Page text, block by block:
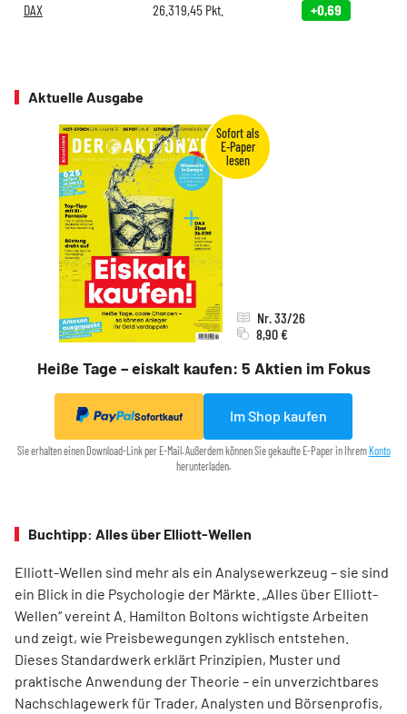
DAX 26.319,45 Pkt. +0,69
Aktuelle Ausgabe
Heiße Tage – eiskalt kaufen: 5 Aktien im Fokus
Nr. 33/26
8,90 €
Sofortkauf Im Shop kaufen
Sie erhalten einen Download-Link per E-Mail. Außerdem können Sie gekaufte E-Paper in IhremKonto
herunterladen.
Buchtipp: Alles über Elliott-Wellen
Elliott-Wellen sind mehr als ein Analysewerkzeug – sie sind
ein Blick in die Psychologie der Märkte. „Alles über Elliott-
Wellen“ vereint A. Hamilton Boltons wichtigste Arbeiten
und zeigt, wie Preisbewegungen zyklisch entstehen.
Dieses Standardwerk erklärt Prinzipien, Muster und
praktische Anwendung der Theorie – ein unverzichtbares
Nachschlagewerk für Trader, Analysten und Börsenprofis,